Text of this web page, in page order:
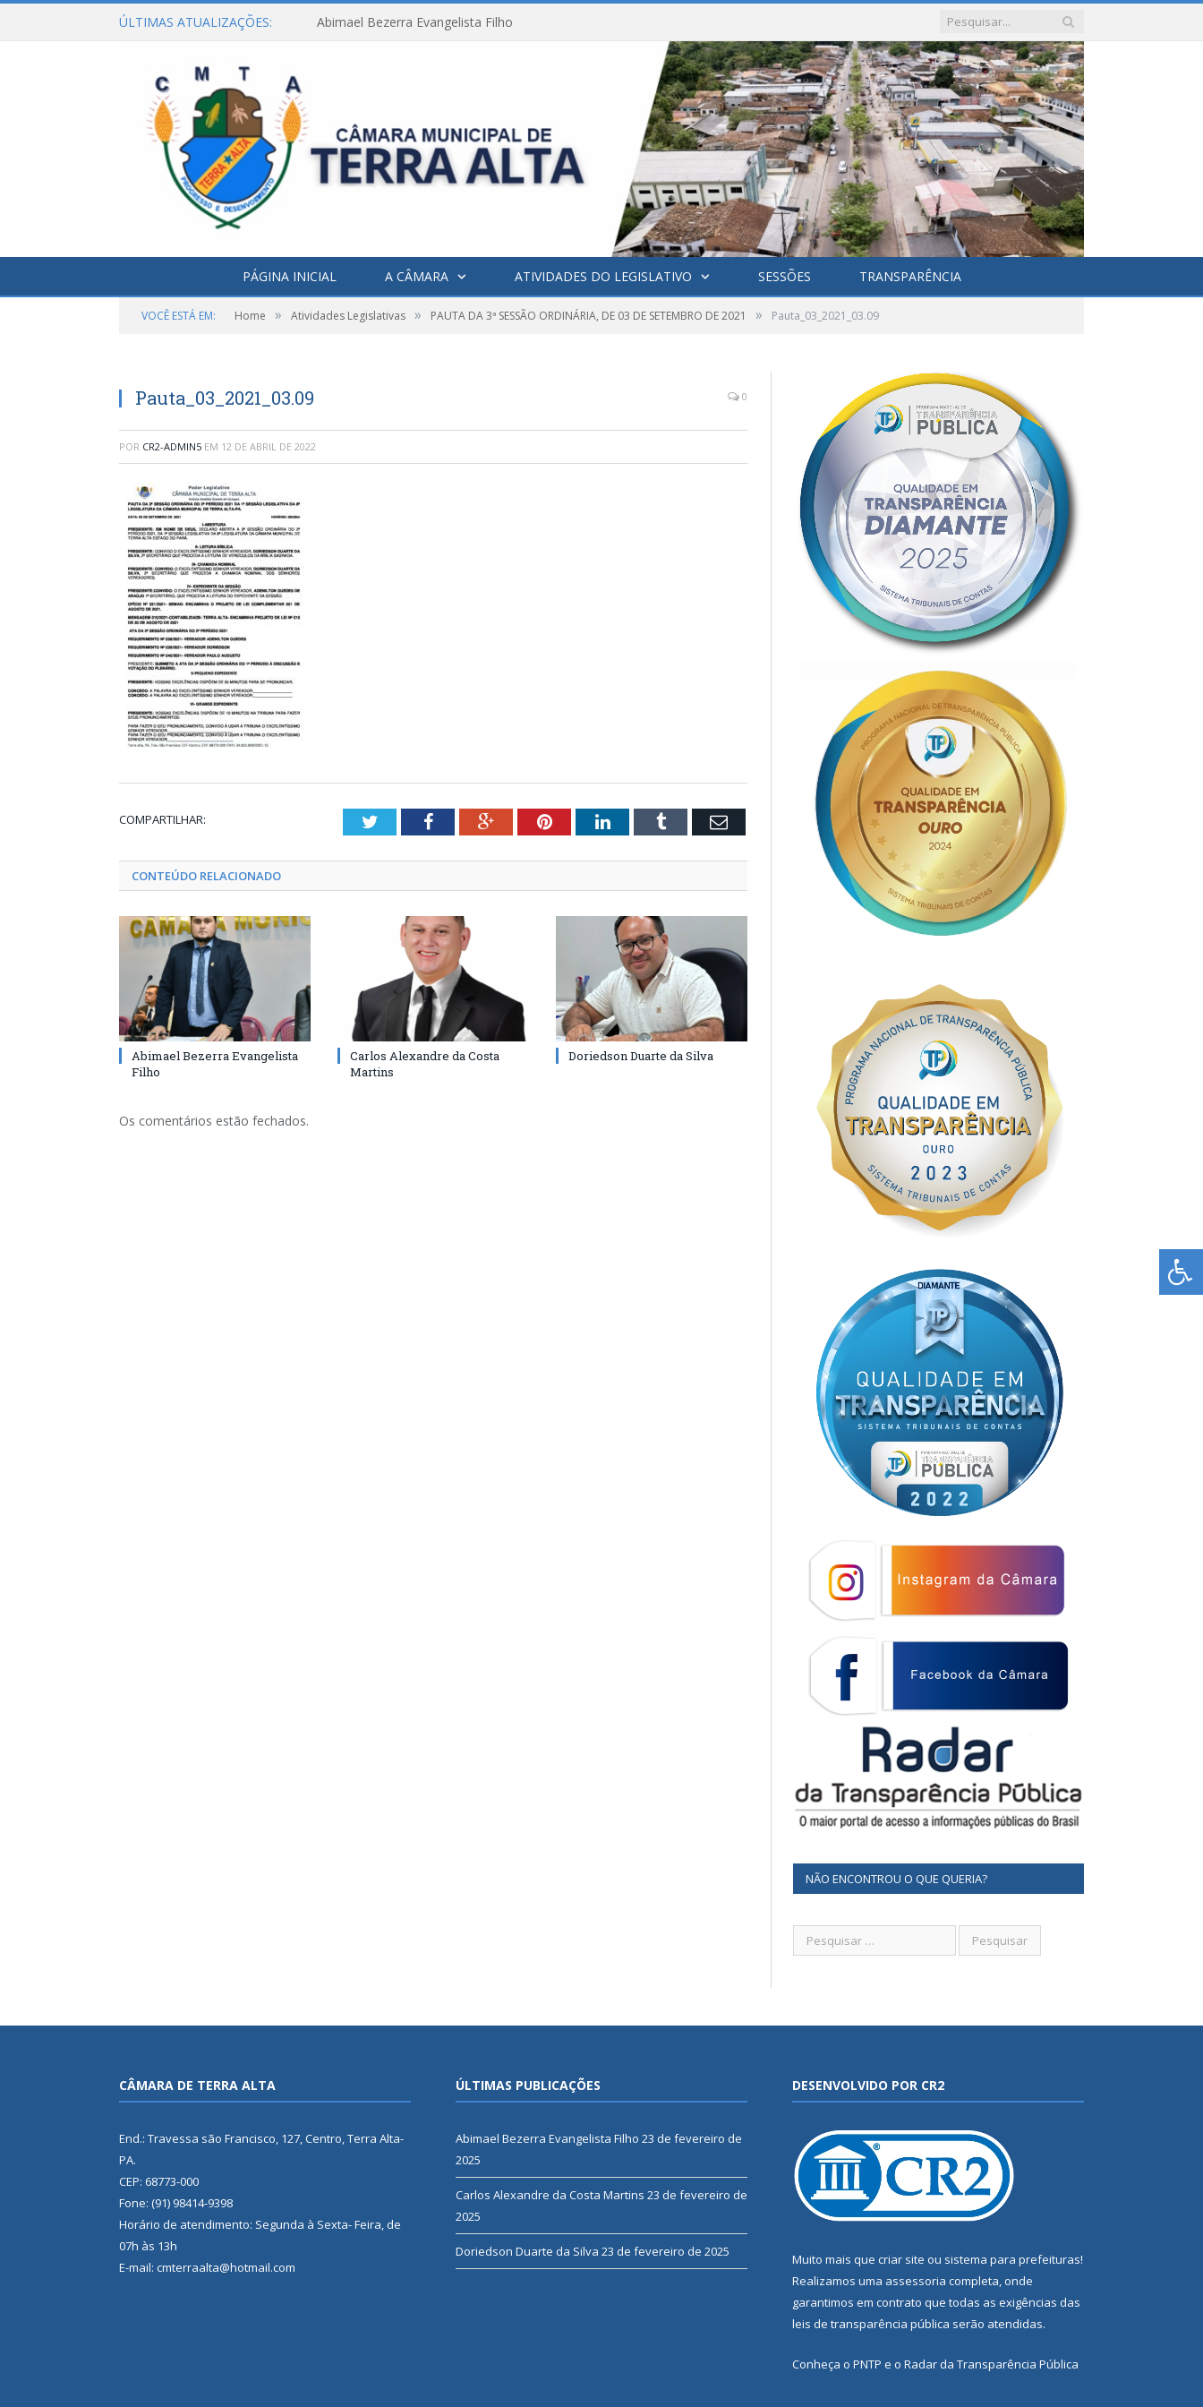
ÚLTIMAS ATUALIZAÇÕES: Abimael Bezerra Evangelista Filho
PÁGINA INICIAL A CÂMARA ATIVIDADES DO LEGISLATIVO SESSÕES TRANSPARÊNCIA
VOCÊ ESTÁ EM: Home » Atividades Legislativas » PAUTA DA 3ª SESSÃO ORDINÁRIA, DE 03 DE SETEMBRO DE 2021 » Pauta_03_2021_03.09
Pauta_03_2021_03.09 0
POR CR2-ADMIN5 EM 12 DE ABRIL DE 2022
COMPARTILHAR: TwitterFacebookGoogle+PinterestLinkedInTumblr Email
CONTEÚDO RELACIONADO
Abimael Bezerra Evangelista
Filho
Carlos Alexandre da Costa
Martins
Doriedson Duarte da Silva
Os comentários estão fechados.
NÃO ENCONTROU O QUE QUERIA?
CÂMARA DE TERRA ALTA
End.: Travessa são Francisco, 127, Centro, Terra Alta-
PA.
CEP: 68773-000
Fone: (91) 98414-9398
Horário de atendimento: Segunda à Sexta- Feira, de
07h às 13h
E-mail: cmterraalta@hotmail.com
ÚLTIMAS PUBLICAÇÕES
Abimael Bezerra Evangelista Filho 23 de fevereiro de
2025
Carlos Alexandre da Costa Martins 23 de fevereiro de
2025
Doriedson Duarte da Silva 23 de fevereiro de 2025
DESENVOLVIDO POR CR2
Muito mais que criar site ou sistema para prefeituras!
Realizamos uma assessoria completa, onde
garantimos em contrato que todas as exigências das
leis de transparência pública serão atendidas.
Conheça o PNTP e o Radar da Transparência Pública